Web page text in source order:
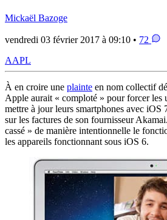
Mickaël Bazoge
vendredi 03 février 2017 à 09:10 • 72
AAPL
À en croire une plainte en nom collectif
Apple aurait « comploté » pour forcer les
mettre à jour leurs smartphones avec iOS
sur les factures de son fournisseur
cassé » de manière intentionnelle le
les appareils fonctionnant sous iOS 6.